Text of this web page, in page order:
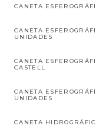
CANETA
CANETA
UNIDADES
CANETA
CASTELL
CANETA
UNIDADES
CANETA